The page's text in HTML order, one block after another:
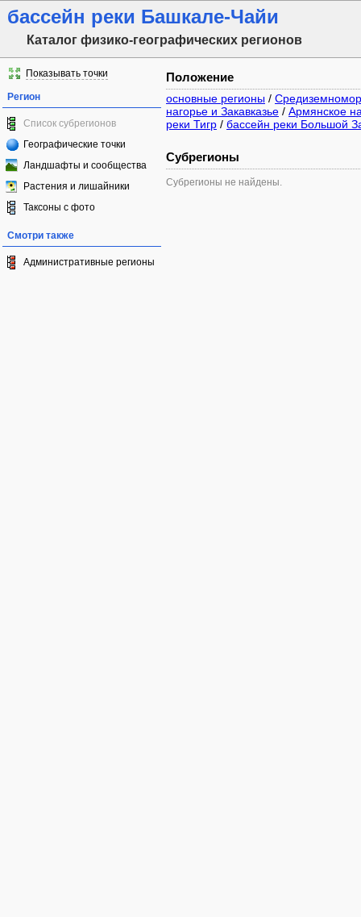
бассейн реки Башкале-Чайи
Каталог физико-географических регионов
Показывать точки
Регион
Список субрегионов
Географические точки
Ландшафты и сообщества
Растения и лишайники
Таксоны с фото
Смотри также
Административные регионы
Положение
основные регионы /
нагорье и Закавказье / Армянское
реки Тигр / бассейн реки Большой
Субрегионы
Субрегионы не найдены.